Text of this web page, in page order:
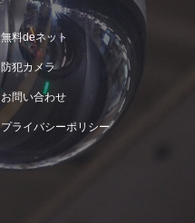
無料deネット
防犯カメラ
お問い合わせ
プライバシーポリシー